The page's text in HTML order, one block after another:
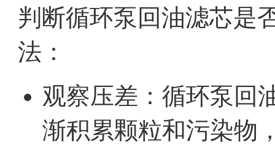
判断循环泵回油滤芯是
法：
观察压差：循环泵回
渐积累颗粒和污染物